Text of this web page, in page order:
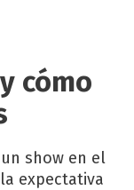
cómo
show en el
expectativa